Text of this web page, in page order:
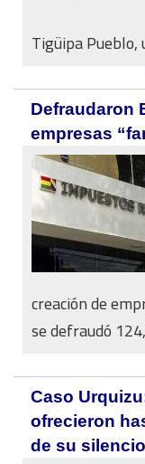
Tigüipa Pueblo,
Defraudaron
empresas
creación de
se defraudó
Caso
ofrecieron
de su silencio